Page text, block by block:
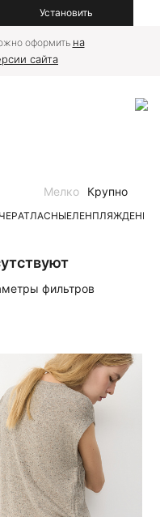
Установить
оформить на
сайта
АТЛАСНЫЕЛЕНПЛЯЖДЕНИМ
Мелко Крупно
фильтров